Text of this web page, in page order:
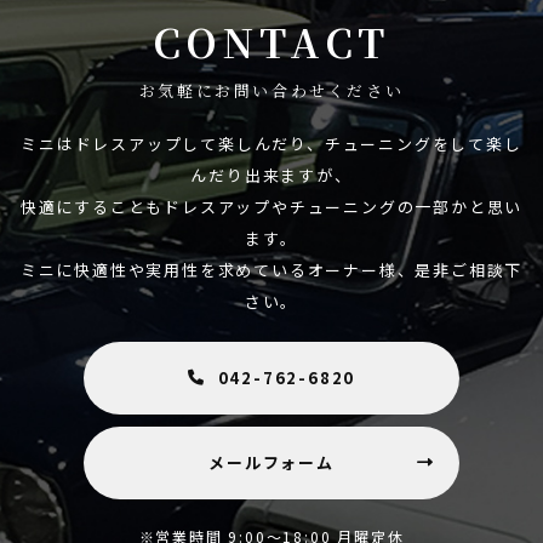
CONTACT
お気軽にお問い合わせください
ミニはドレスアップして楽しんだり、チューニングをして楽し
んだり出来ますが、
快適にすることもドレスアップやチューニングの一部かと思い
ます。
ミニに快適性や実用性を求めているオーナー様、是非ご相談下
さい。
042-762-6820
メールフォーム
※営業時間 9:00～18:00 月曜定休